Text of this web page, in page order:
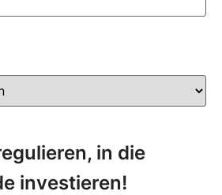
in die
investieren!